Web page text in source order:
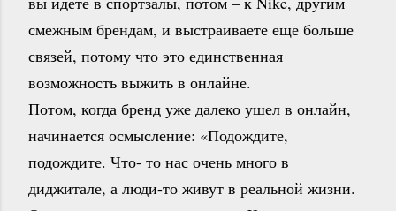
смежным брендам, и выстраиваете еще больше
связей, потому что это единственная
возможность выжить в онлайне.
Потом, когда бренд уже далеко ушел в онлайн,
начинается осмысление: «Подождите,
подождите. Что- то нас очень много в
диджитале, а люди-то живут в реальной жизни.